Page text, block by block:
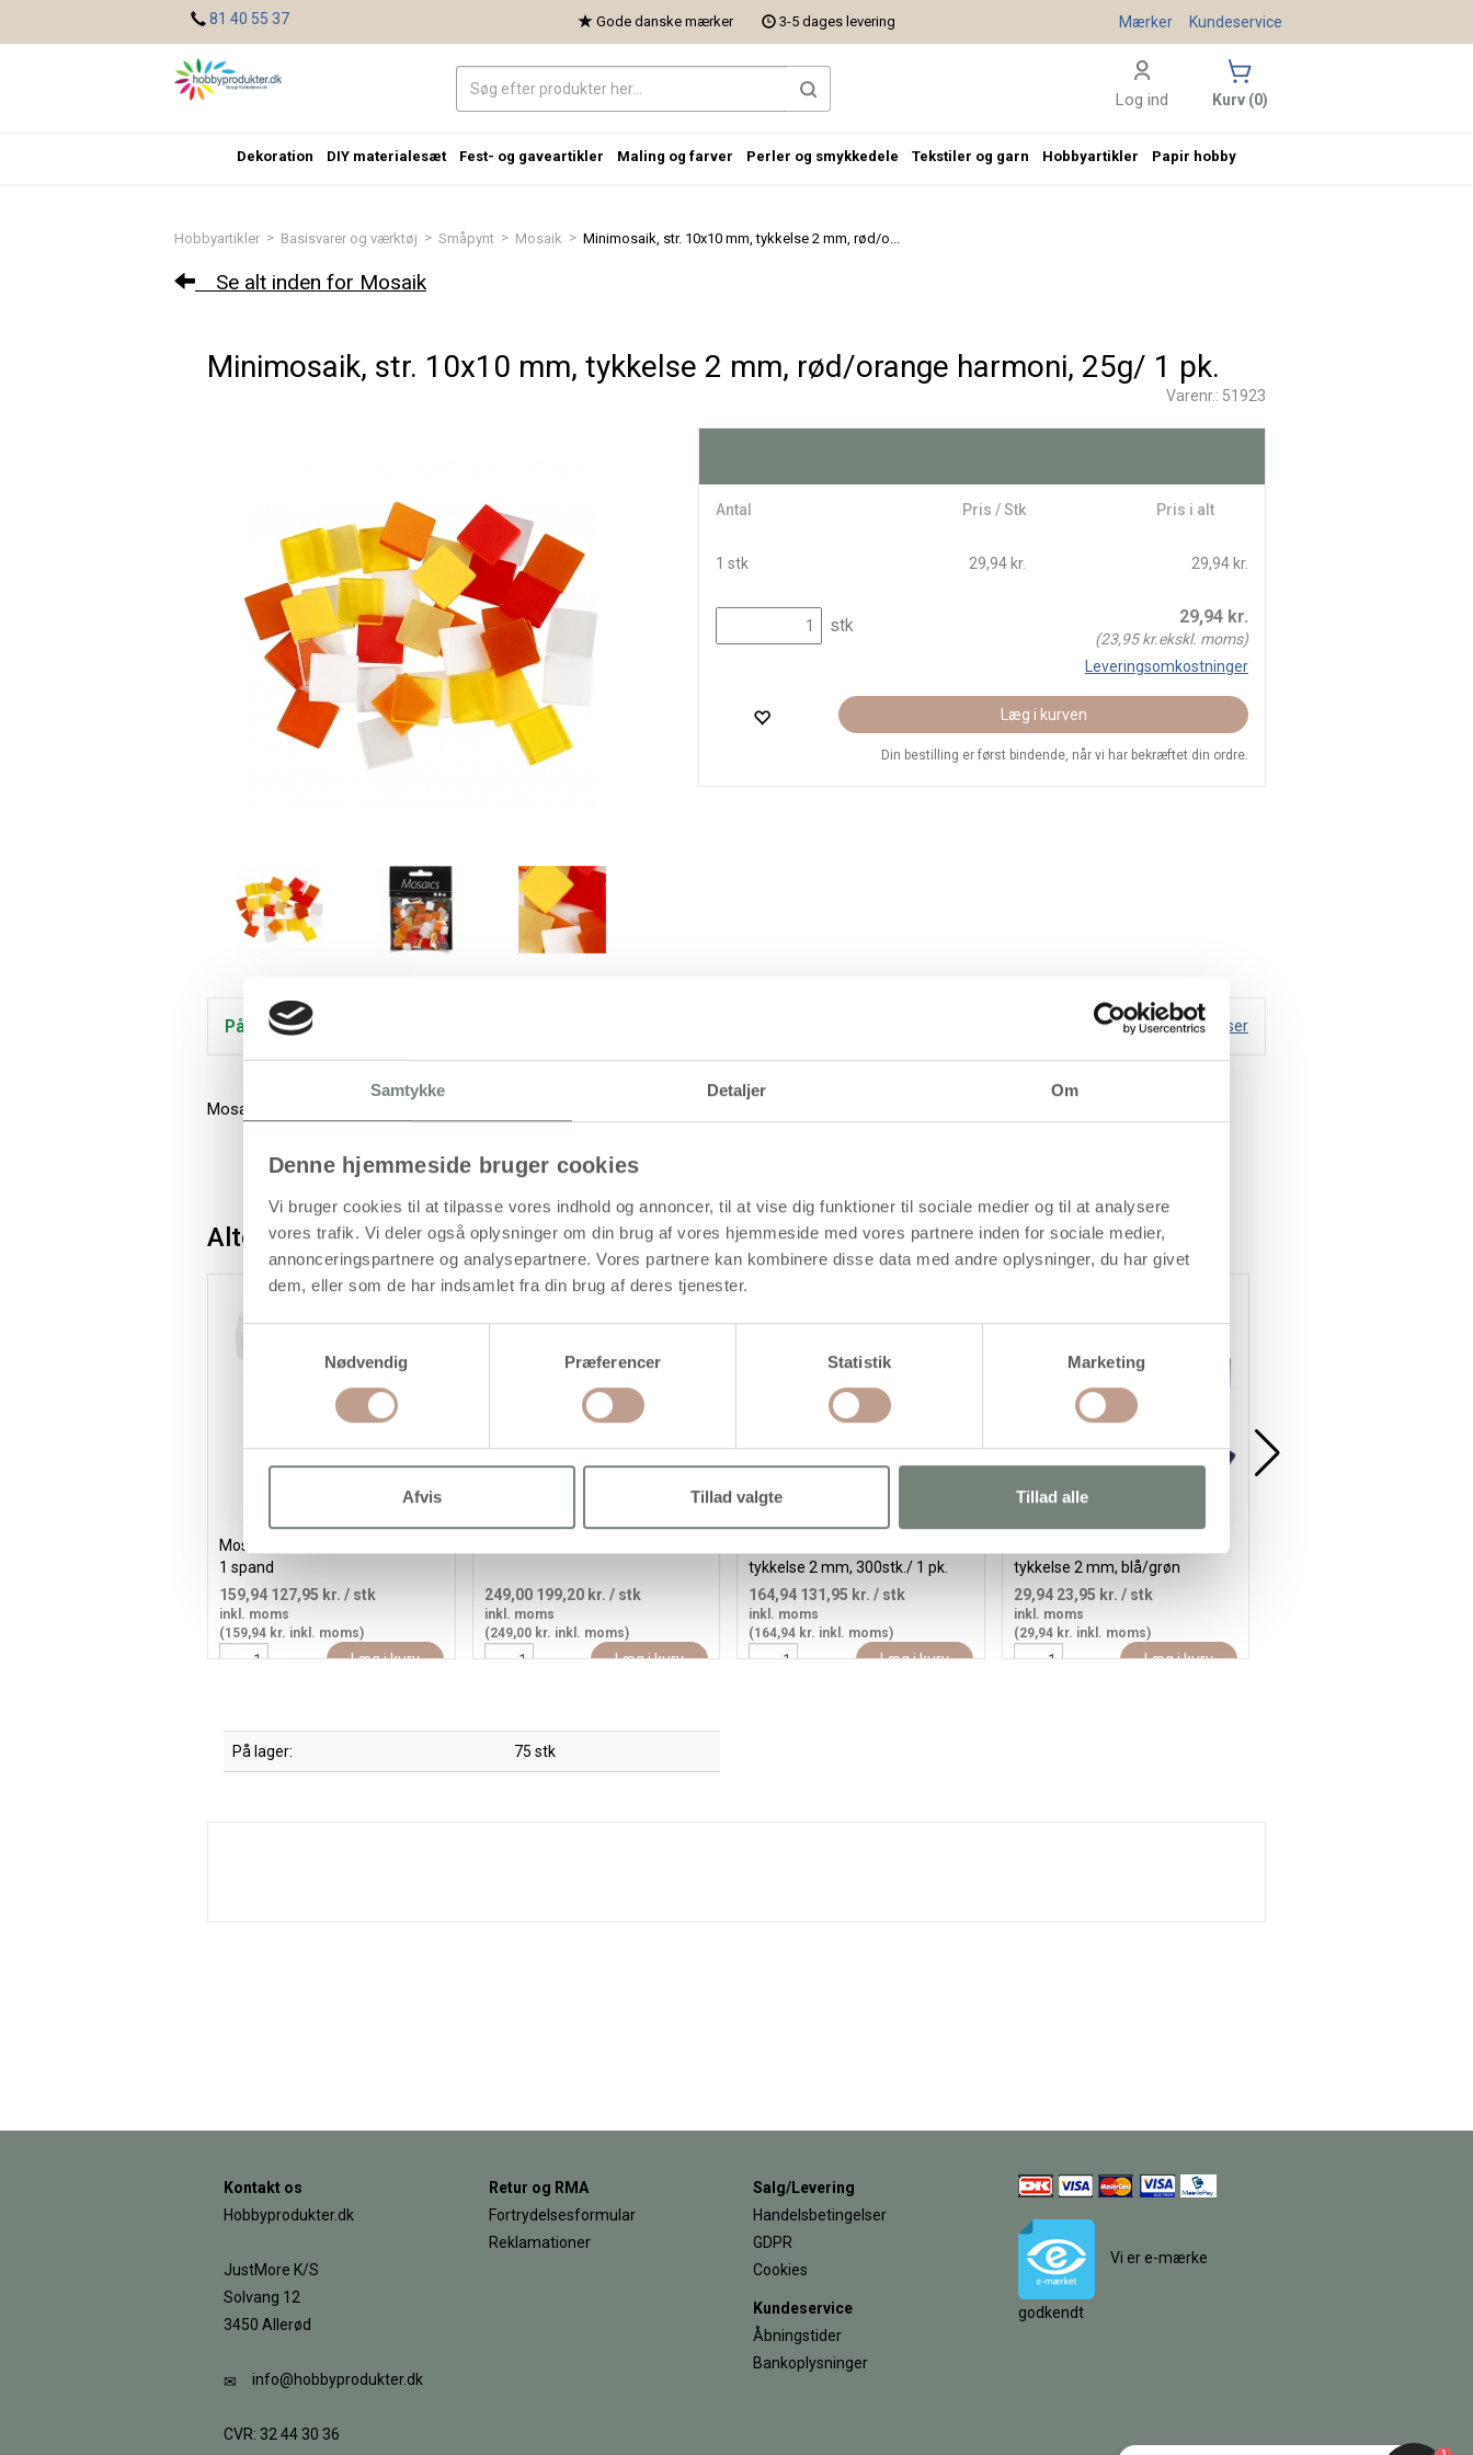
Samtykke Detaljer Om
Denne hjemmeside bruger cookies
Vi bruger cookies til at tilpasse vores indhold og annoncer, til at vise dig funktioner til sociale medier og til at analysere
vores trafik. Vi deler også oplysninger om din brug af vores hjemmeside med vores partnere inden for sociale medier,
annonceringspartnere og analysepartnere. Vores partnere kan kombinere disse data med andre oplysninger, du har givet
dem, eller som de har indsamlet fra din brug af deres tjenester.
Nødvendig
Præferencer Statistik Marketing
Afvis Tillad valgte Tillad alle
Hobbyartikler > Basisvarer og værktøj > Småpynt > Mosaik > Minimosaik, str. 10x10 mm, tykkelse 2 mm, rød/o...
Se alt inden for Mosaik
Minimosaik, str. 10x10 mm, tykkelse 2 mm, rød/orange harmoni, 25g/ 1 pk.
Varenr.: 51923
Antal Pris / Stk Pris i alt
1 stk 29,94 kr. 29,94 kr.
stk 29,94kr.
(23,95kr.ekskl. moms)
Leveringsomkostninger
Læg i kurven
Din bestilling er først bindende, når vi har bekræftet din ordre.
På lager Handelsbetingelser
Mosaik af resin med matte, blanke og transparente overflader
Alternativer
Mosaik Tile Grout, hvid, 1000ml/
1 spand
159,94 127,95 kr. / stk
inkl. moms
(159,94 kr. inkl. moms)
Læg i kurv
249,00 199,20 kr. / stk
inkl. moms
(249,00 kr. inkl. moms)
Læg i kurv
tykkelse 2 mm, 300stk./ 1 pk.
164,94 131,95 kr. / stk
inkl. moms
(164,94 kr. inkl. moms)
Læg i kurv
tykkelse 2 mm, blå/grøn
harmoni, 25 g/ 1 pk.
29,94 23,95 kr. / stk
inkl. moms
(29,94 kr. inkl. moms)
Læg i kurv
På lager: 75 stk
81 40 55 37 Gode danske mærker 3-5 dages levering Kundeservice
Mærker
Log ind Kurv (0)
Dekoration DIY materialesæt Fest- og gaveartikler Maling og farver Perler og smykkedele Tekstiler og garn Hobbyartikler Papir hobby
Kontakt os
Hobbyprodukter.dk
JustMore K/S
Solvang 12
3450 Allerød
info@hobbyprodukter.dk
CVR: 32 44 30 36
Retur og RMA
Fortrydelsesformular
Reklamationer
Salg/Levering
Handelsbetingelser
GDPR
Cookies
Kundeservice
Åbningstider
Bankoplysninger
Vi er e-mærke
godkendt